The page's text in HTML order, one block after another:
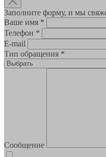
Заполните форму, и мы
Ваше имя *
Телефон *
E-mail
Тип обращения *
Сообщение